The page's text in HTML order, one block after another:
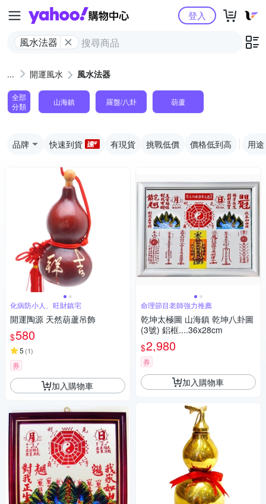
Yahoo購物中心
風水法器
登入
開運風水 風水法器
全部
分類
山海鎮 羅盤/八卦 葫蘆
品牌 快速到貨 有現貨 挑戰低價 價格低到高 用途
化病防小人、旺財鎮宅
開運陶源 天然葫蘆吊飾
$580
5 (1)
券
加入購物車
命理節目老師強力推薦
乾坤太極圖 山海鎮 乾坤八卦圖
(3號) 鋁框....36x28cm
$2,980
券
加入購物車